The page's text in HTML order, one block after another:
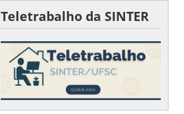
Teletrabalho da SINTER